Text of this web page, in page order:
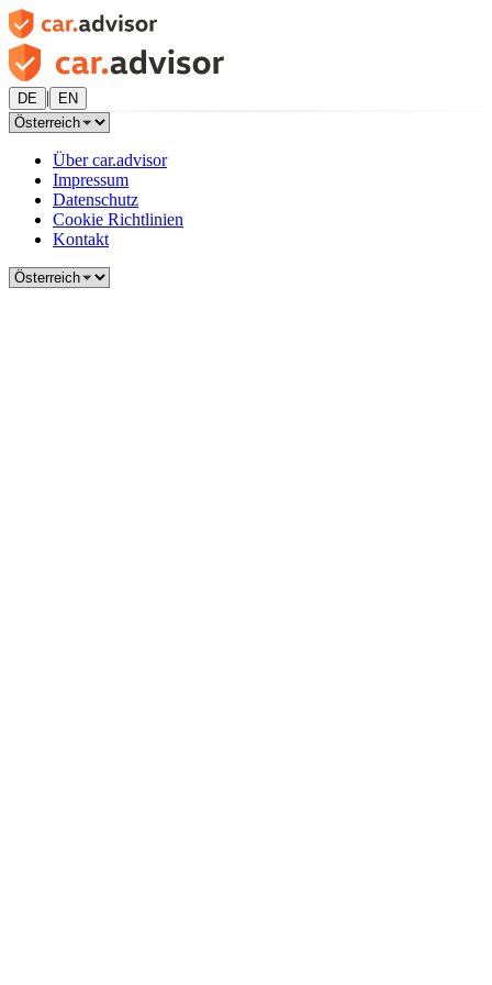
DE | EN
Über car.advisor
Impressum
Datenschutz
Cookie Richtlinien
Kontakt